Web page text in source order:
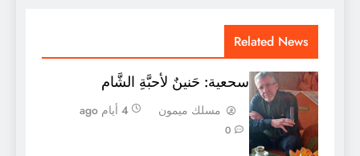
Related News
سحعية: حَنينٌ لأحبَّةِ الشَّام
مسلك ميمون 4 أيام ago
0